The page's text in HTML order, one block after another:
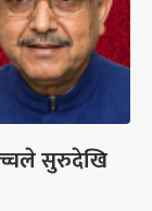
सुरुदेखि